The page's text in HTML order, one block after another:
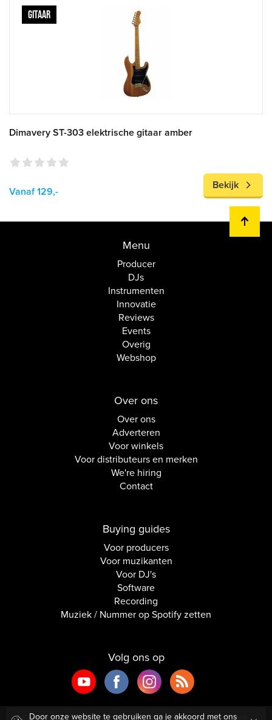
Door onze website te gebruiken ga je akkoord met ons
GITAAR
Dimavery ST-303 elektrische gitaar amber
Vanaf 129,-
Bekijk
Menu
Producer
DJs
Instrumenten
Innovatie
Reviews
Events
Overig
Webshop
Over ons
Over ons
Adverteren
Voor winkels
Voor distributeurs en merken
We're hiring
Contact
Buying guides
Voor producers
Voor muzikanten
Voor DJ's
Software
Recording
Muziek / Nummer op Spotify zetten
Volg ons op
Copyright © 2026 Inside Audio. Alle rechten voorbehouden.